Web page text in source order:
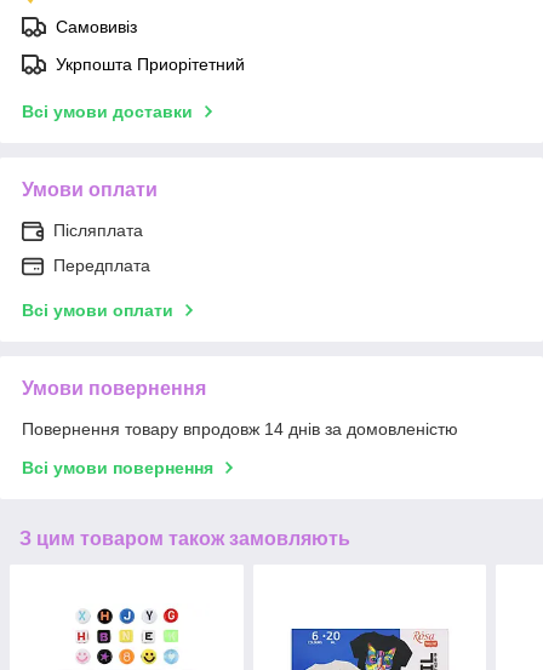
Самовивіз
Укрпошта Приорітетний
Всі умови доставки
Умови оплати
Післяплата
Передплата
Всі умови оплати
Умови повернення
Повернення товару впродовж 14 днів за домовленістю
Всі умови повернення
З цим товаром також замовляють